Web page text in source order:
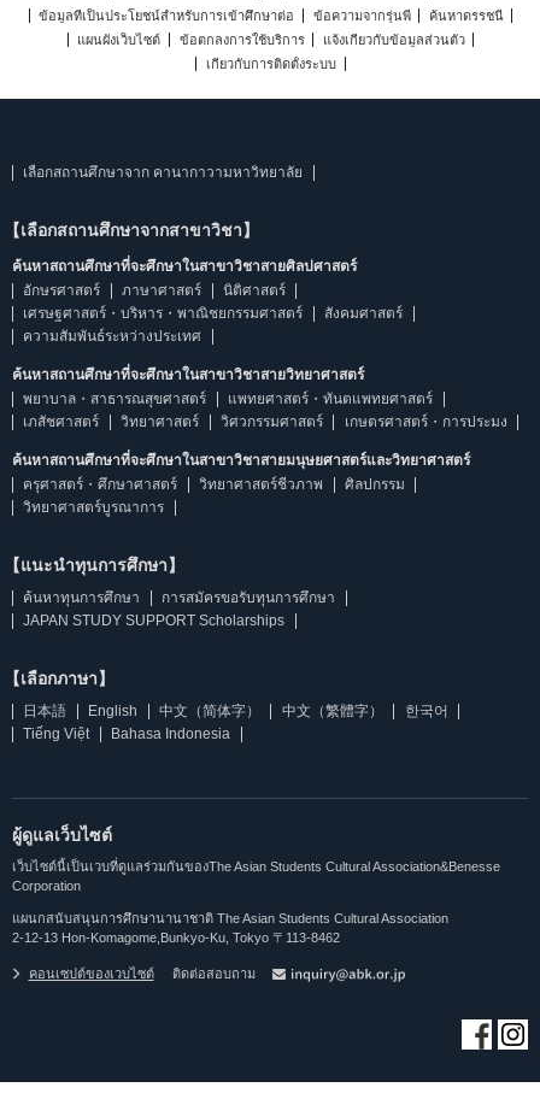
ข้อมูลที่เป็นประโยชน์สำหรับการเข้าศึกษาต่อ
ข้อความจากรุ่นพี่
ค้นหาดรรชนี
แผนผังเว็บไซต์
ข้อตกลงการใช้บริการ
แจ้งเกี่ยวกับข้อมูลส่วนตัว
เกี่ยวกับการติดตั้งระบบ
เลือกสถานศึกษาจาก คานากาวามหาวิทยาลัย
【เลือกสถานศึกษาจากสาขาวิชา】
ค้นหาสถานศึกษาที่จะศึกษาในสาขาวิชาสายศิลปศาสตร์
อักษรศาสตร์
ภาษาศาสตร์
นิติศาสตร์
เศรษฐศาสตร์・บริหาร・พาณิชยกรรมศาสตร์
สังคมศาสตร์
ความสัมพันธ์ระหว่างประเทศ
ค้นหาสถานศึกษาที่จะศึกษาในสาขาวิชาสายวิทยาศาสตร์
พยาบาล・สาธารณสุขศาสตร์
แพทยศาสตร์・ทันตแพทยศาสตร์
เภสัชศาสตร์
วิทยาศาสตร์ วิศวกรรมศาสตร์ เกษตรศาสตร์・การประมง
ค้นหาสถานศึกษาที่จะศึกษาในสาขาวิชาสายมนุษยศาสตร์และวิทยาศาสตร์
ครุศาสตร์・ศึกษาศาสตร์
วิทยาศาสตร์ชีวภาพ
ศิลปกรรม
วิทยาศาสตร์บูรณาการ
【แนะนำทุนการศึกษา】
ค้นหาทุนการศึกษา
การสมัครขอรับทุนการศึกษา
JAPAN STUDY SUPPORT Scholarships
【เลือกภาษา】
日本語 English 中文（简体字） 中文（繁體字）
한국어
Tiếng Việt
Bahasa Indonesia
ผู้ดูแลเว็บไซต์
เว็บไซต์นี้เป็นเวบที่ดูแลร่วมกันของThe Asian Students Cultural Association&Benesse
Corporation
แผนกสนับสนุนการศึกษานานาชาติ The Asian Students Cultural Association
2-12-13 Hon-Komagome,Bunkyo-Ku, Tokyo 〒113-8462
คอนเซปต์ของเวบไซต์ ติดต่อสอบถาม